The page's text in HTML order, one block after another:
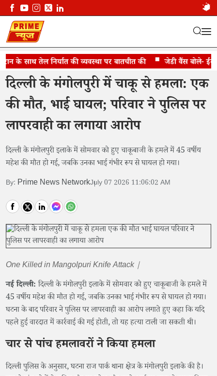
के साथ तेल निर्यात की व्यवस्था पर बातचीत की जेडी वैंस बोले- ईरान
मंगोलपुरी चाकू हमले में एक की मौत
दिल्ली के मंगोलपुरी में चाकू से हमला: एक
की मौत, भाई घायल; परिवार ने पुलिस पर
लापरवाही का लगाया आरोप
दिल्ली के मंगोलपुरी इलाके में सोमवार को हुए चाकूबाजी के हमले में 45 वर्षीय
महेश की मौत हो गई, जबकि उनका भाई गंभीर रूप से घायल हो गया।
By: Prime News NetworkJuly 07 2026 11:06:02 AM
One Killed in Mangolpuri Knife Attack |
नई दिल्ली:दिल्ली के मंगोलपुरी इलाके में सोमवार को हुए चाकूबाजी के हमले में
45 वर्षीय महेश की मौत हो गई, जबकि उनका भाई गंभीर रूप से घायल हो गया।
घटना के बाद परिवार ने पुलिस पर लापरवाही का आरोप लगाते हुए कहा कि यदि
पहले हुई वारदात में कार्रवाई की गई होती, तो यह हत्या टाली जा सकती थी।
चार से पांच हमलावरों ने किया हमला
दिल्ली पुलिस के अनुसार, घटना राज पार्क थाना क्षेत्र के मंगोलपुरी इलाके की है।